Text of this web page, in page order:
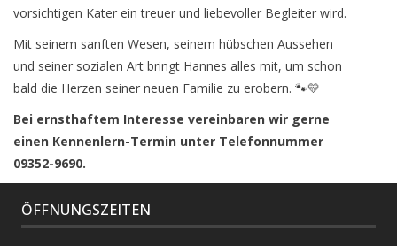
vorsichtigen Kater ein treuer und liebevoller Begleiter wird.
Mit seinem sanften Wesen, seinem hübschen Aussehen
und seiner sozialen Art bringt Hannes alles mit, um schon
bald die Herzen seiner neuen Familie zu erobern. 🐾💛
Bei ernsthaftem Interesse vereinbaren wir gerne
einen Kennenlern-Termin unter Telefonnummer
09352-9690.
ÖFFNUNGSZEITEN